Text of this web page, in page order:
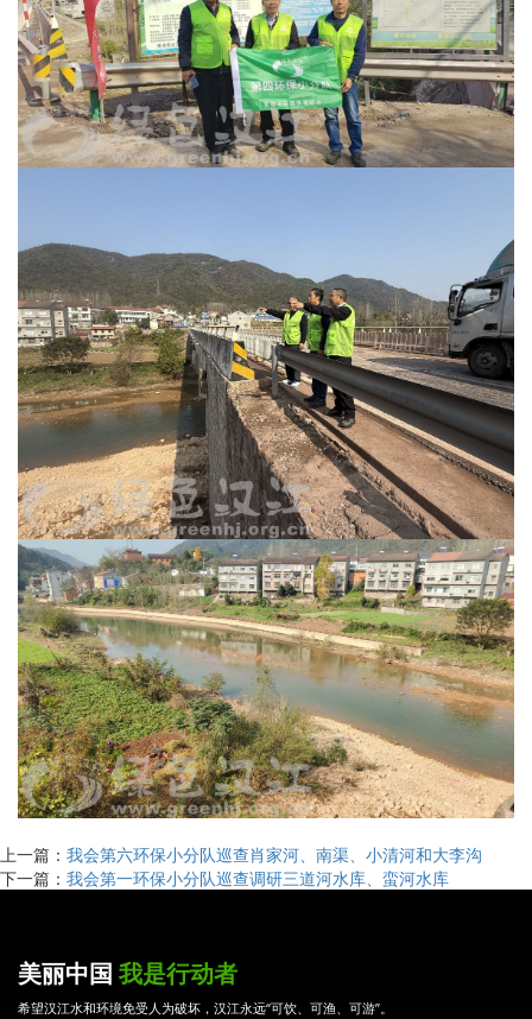
上一篇： 我会第六环保小分队巡查肖家河、南渠、小清河和大李沟
下一篇： 我会第一环保小分队巡查调研三道河水库、蛮河水库
美丽中国 我是行动者
希望汉江水和环境免受人为破坏，汉江永远“可饮、可渔、可游”。